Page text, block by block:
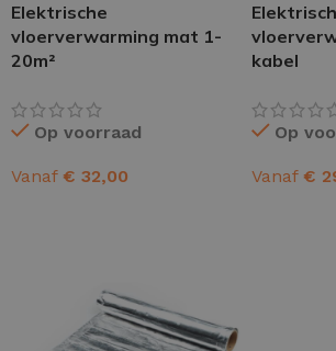
Elektrische
vloerverwarming mat 1-
20m²
Op voorraad
Vanaf € 32,00
kabel
Op
Vanaf €